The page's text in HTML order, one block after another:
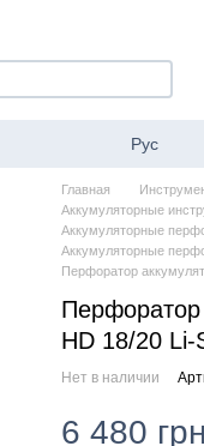
Рус
Главная
Аккумуляторные
Аккумуляторные
Аккумуляторные
Перфоратор
Перфоратор
HD 18/20 Li-
Нет в наличии
6 480 грн